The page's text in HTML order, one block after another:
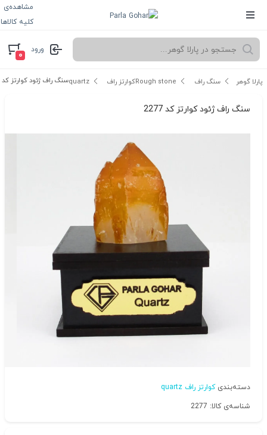
مشاهده‌ی
کلیه کالاها
ورود
۰
پارلا گوهر سنگ راف Rough stone کوارتز راف quartz سنگ راف ژئود کوارتز کد 2277
سنگ راف ژئود کوارتز کد 2277
دسته‌بندی کوارتز راف quartz
شناسه‌ی کالا: 2277